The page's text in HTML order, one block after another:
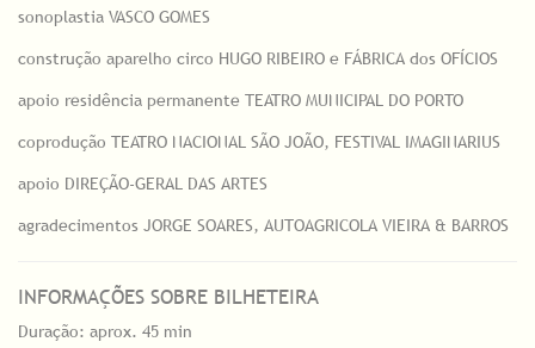
sonoplastia VASCO GOMES
construção aparelho circo HUGO RIBEIRO e FÁBRICA dos OFÍCIOS
apoio residência permanente TEATRO MUNICIPAL DO PORTO
coprodução TEATRO NACIONAL SÃO JOÃO, FESTIVAL IMAGINARIUS
apoio DIREÇÃO-GERAL DAS ARTES
agradecimentos JORGE SOARES, AUTOAGRICOLA VIEIRA & BARROS
INFORMAÇÕES SOBRE BILHETEIRA
Duração: aprox. 45 min